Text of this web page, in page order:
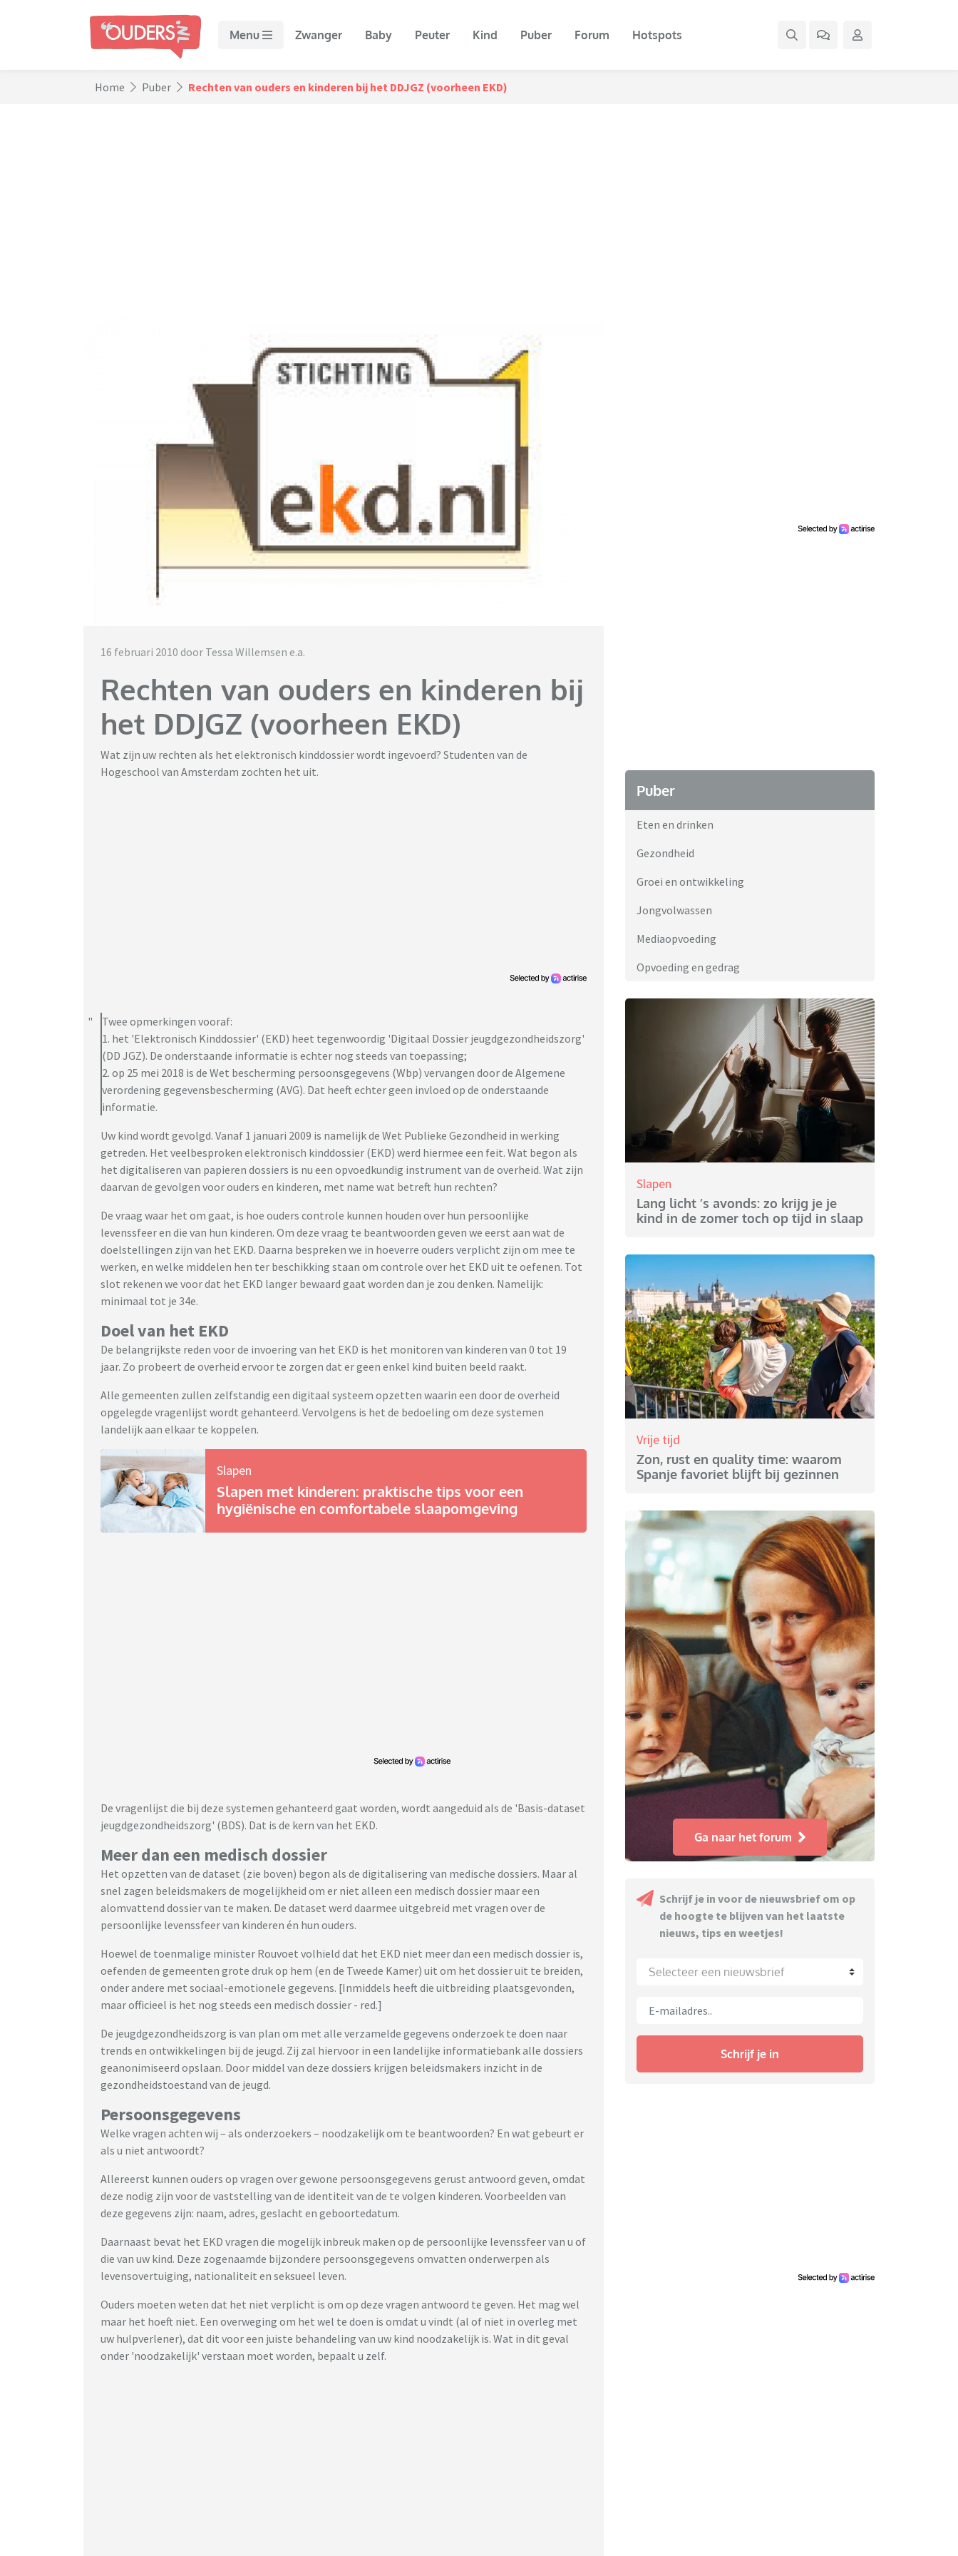
Menu Zwanger Baby Peuter Kind Puber Forum Hotspots
Home Puber Rechten van ouders en kinderen bij het DDJGZ (voorheen EKD)
16 februari 2010 door Tessa Willemsen e.a.
Rechten van ouders en kinderen bij
het DDJGZ (voorheen EKD)
Wat zijn uw rechten als het elektronisch kinddossier wordt ingevoerd? Studenten van de
Hogeschool van Amsterdam zochten het uit.
Twee opmerkingen vooraf:
1. het 'Elektronisch Kinddossier' (EKD) heet tegenwoordig 'Digitaal Dossier jeugdgezondheidszorg'
(DD JGZ). De onderstaande informatie is echter nog steeds van toepassing;
2. op 25 mei 2018 is de Wet bescherming persoonsgegevens (Wbp) vervangen door de Algemene
verordening gegevensbescherming (AVG). Dat heeft echter geen invloed op de onderstaande
informatie.
Uw kind wordt gevolgd. Vanaf 1 januari 2009 is namelijk de Wet Publieke Gezondheid in werking
getreden. Het veelbesproken elektronisch kinddossier (EKD) werd hiermee een feit. Wat begon als
het digitaliseren van papieren dossiers is nu een opvoedkundig instrument van de overheid. Wat zijn
daarvan de gevolgen voor ouders en kinderen, met name wat betreft hun rechten?
De vraag waar het om gaat, is hoe ouders controle kunnen houden over hun persoonlijke
levenssfeer en die van hun kinderen. Om deze vraag te beantwoorden geven we eerst aan wat de
doelstellingen zijn van het EKD. Daarna bespreken we in hoeverre ouders verplicht zijn om mee te
werken, en welke middelen hen ter beschikking staan om controle over het EKD uit te oefenen. Tot
slot rekenen we voor dat het EKD langer bewaard gaat worden dan je zou denken. Namelijk:
minimaal tot je 34e.
Doel van het EKD
De belangrijkste reden voor de invoering van het EKD is het monitoren van kinderen van 0 tot 19
jaar. Zo probeert de overheid ervoor te zorgen dat er geen enkel kind buiten beeld raakt.
Alle gemeenten zullen zelfstandig een digitaal systeem opzetten waarin een door de overheid
opgelegde vragenlijst wordt gehanteerd. Vervolgens is het de bedoeling om deze systemen
landelijk aan elkaar te koppelen.
Slapen
Slapen met kinderen: praktische tips voor een
hygiënische en comfortabele slaapomgeving
De vragenlijst die bij deze systemen gehanteerd gaat worden, wordt aangeduid als de 'Basis-dataset
jeugdgezondheidszorg' (BDS). Dat is de kern van het EKD.
Meer dan een medisch dossier
Het opzetten van de dataset (zie boven) begon als de digitalisering van medische dossiers. Maar al
snel zagen beleidsmakers de mogelijkheid om er niet alleen een medisch dossier maar een
alomvattend dossier van te maken. De dataset werd daarmee uitgebreid met vragen over de
persoonlijke levenssfeer van kinderen én hun ouders.
Hoewel de toenmalige minister Rouvoet volhield dat het EKD niet meer dan een medisch dossier is,
oefenden de gemeenten grote druk op hem (en de Tweede Kamer) uit om het dossier uit te breiden,
onder andere met sociaal-emotionele gegevens. [Inmiddels heeft die uitbreiding plaatsgevonden,
maar officieel is het nog steeds een medisch dossier - red.]
De jeugdgezondheidszorg is van plan om met alle verzamelde gegevens onderzoek te doen naar
trends en ontwikkelingen bij de jeugd. Zij zal hiervoor in een landelijke informatiebank alle dossiers
geanonimiseerd opslaan. Door middel van deze dossiers krijgen beleidsmakers inzicht in de
gezondheidstoestand van de jeugd.
Persoonsgegevens
Welke vragen achten wij – als onderzoekers – noodzakelijk om te beantwoorden? En wat gebeurt er
als u niet antwoordt?
Allereerst kunnen ouders op vragen over gewone persoonsgegevens gerust antwoord geven, omdat
deze nodig zijn voor de vaststelling van de identiteit van de te volgen kinderen. Voorbeelden van
deze gegevens zijn: naam, adres, geslacht en geboortedatum.
Daarnaast bevat het EKD vragen die mogelijk inbreuk maken op de persoonlijke levenssfeer van u of
die van uw kind. Deze zogenaamde bijzondere persoonsgegevens omvatten onderwerpen als
levensovertuiging, nationaliteit en seksueel leven.
Ouders moeten weten dat het niet verplicht is om op deze vragen antwoord te geven. Het mag wel
maar het hoeft niet. Een overweging om het wel te doen is omdat u vindt (al of niet in overleg met
uw hulpverlener), dat dit voor een juiste behandeling van uw kind noodzakelijk is. Wat in dit geval
onder 'noodzakelijk' verstaan moet worden, bepaalt u zelf.
Puber
Eten en drinken
Gezondheid
Groei en ontwikkeling
Jongvolwassen
Mediaopvoeding
Opvoeding en gedrag
Slapen
Lang licht ’s avonds: zo krijg je je
kind in de zomer toch op tijd in slaap
Vrije tijd
Zon, rust en quality time: waarom
Spanje favoriet blijft bij gezinnen
Ga naar het forum
Schrijf je in voor de nieuwsbrief om op
de hoogte te blijven van het laatste
nieuws, tips en weetjes!
Selecteer een nieuwsbrief
Schrijf je in